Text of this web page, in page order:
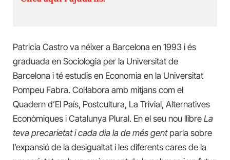
Patricia Castro va néixer a Barcelona en 1993 i és
graduada en Sociologia per la Universitat de
Barcelona i té estudis en Economia en la Universitat
Pompeu Fabra. Col·labora amb mitjans com el
Quadern d’El País, Postcultura, La Trivial, Alternatives
Econòmiques i Catalunya Plural. En el seu nou llibre La
teva precarietat i cada dia la de més gentparla sobre
l’expansió de la desigualtat i les diferents cares de la